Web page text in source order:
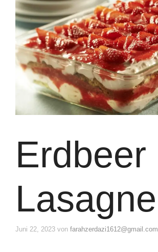
Erdbeer
Lasagne
Juni 22, 2023 von farahzerdazi1612@gmail.com